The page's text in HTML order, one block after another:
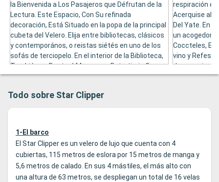
la Bienvenida a Los Pasajeros que Défrutan de la
Lectura. Este Espacio, Con Su refinada
decoración, Está Situado en la popa de la principal
cubeta del Velero. Elija entre bibliotecas, clásicos
y contemporános, o reistas siétés en uno de los
sofás de terciopelo. En el interior de la Biblioteca,
También en Bontará Mesa para Entertirsis Con
Juegos de Mesa, Por Ejemplo, El Ajedrez y El
de un área con Algunos Ordenadores conectados
respiración el
Acerquise al
Del Yate. En
un acogedor
Coccteles, El
vino y
desean picar
aperitivos,
Todo sobre Star Clipper
1-El barco
El Star Clipper es un velero de lujo que cuenta con 4
cubiertas, 115 metros de eslora por 15 metros de manga y
5,6 metros de calado. En sus 4 mástiles, el más alto con
una altura de 63 metros, se despliegan un total de 16 velas